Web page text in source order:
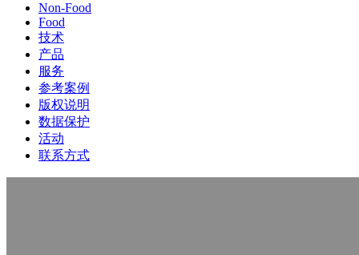
Non-Food
Food
技术
产品
服务
参考案例
版权说明
数据保护
活动
联系方式